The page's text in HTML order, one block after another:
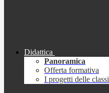
Didattica
Panoramica
Offerta formativa
I progetti delle classi